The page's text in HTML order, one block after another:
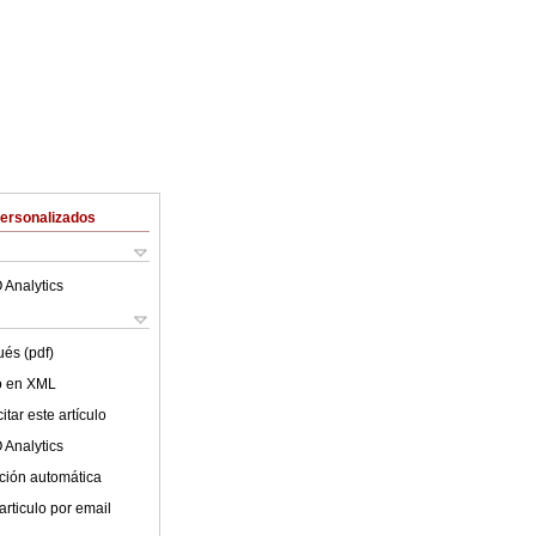
Analytics
(pdf)
en XML
este artículo
Analytics
automática
por email